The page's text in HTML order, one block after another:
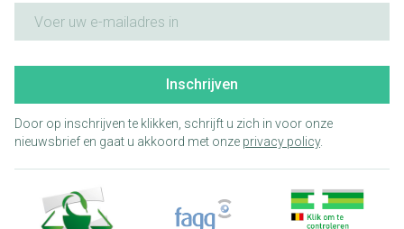
Inschrijven
Door op inschrijven te klikken, schrijft u zich in voor onze
nieuwsbrief en gaat u akkoord met onze privacy policy.